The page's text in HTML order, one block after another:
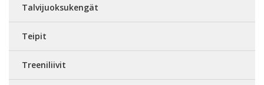
Talvijuoksukengät
Teipit
Treeniliivit